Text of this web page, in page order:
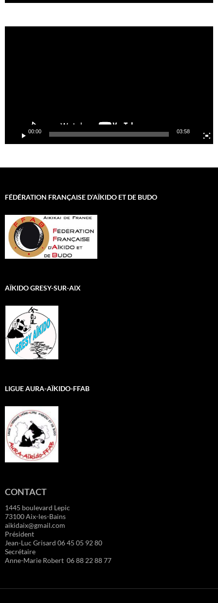
00:00 03:58
FÉDÉRATION FRANÇAISE D’AÏKIDO ET DE BUDO
AÏKIDO GRESY-SUR-AIX
LIGUE AURA-AÏKIDO-FFAB
CONTACT
1445 boulevard Lepic
73100 Aix-les-Bains
aikidaix@gmail.com
Président
Jean-Luc Grisard 06 45 05 92 80
Secrétaire
Anne-Marie Robert 06 88 22 88 77